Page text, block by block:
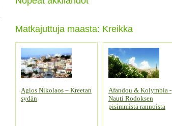
Matkajuttuja maasta: Kreikka
Agios Nikolaos – Kreetan
sydän
Afandou & Kolymbia -
Nauti Rodoksen
pisimmistä rannoista